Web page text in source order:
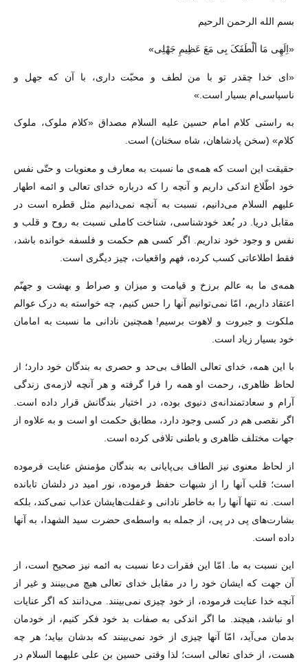
بسم الله الرحمن الرحیم
«اِلَهِی مَا ألْطَفَکَ بِی مَعَ عَظِیمِ جَهْلِی»
«اى خدا چقدر تو با من لطف و محبّت دارى، با آن که جهل و
ناسپاسى‌ام بسیار است.»
به راستى کلام امام حسین علیه السلام مصداق «کلام ملوک، ملوک
کلام» (سخن پادشاهان، شاه سخنان) است.
حقیقت این است که همه‌ى ما نسبت به معارف و معنویات و حتّى نفس
خود اطّلاع اندکى داریم و آنچه را که درباره خداى تعالى و ائمه اطهار
علیهم السلام مى‌دانیم، نسبت به آنچه نمى‌دانیم مثل قطره است در
مقابل دریا. در بُعد خودشناسى، شناخت کاملى نسبت به روح و قلب و
نفس و وجود خود نداریم. اگر کسى هم حکمت و فلسفه خوانده باشد،
فقط اطلاعاتى کسب کرده، فهم واقعیات، چیز دیگرى است.
همه‌ى ما به عالم برزخ و قیامت و میزان و صراط و بهشت و جهنّم
اعتقاد داریم، امّا نمى‌توانیم آنها را حس کنیم، چه خواسته به درک عوالم
ملکوت و جبروت و لاهوت برسیم! همچنین نادانى ما نسبت به امامان
خود بسیار زیاد است.
با این همه، خداى تعالى الطاف بى‌حد و حصرى به بندگان خود دارد؛ از
لحاظ ظاهرى، رحمت او همه را فرا گرفته و هر آنچه لازمه‌ى زندگى
آرام و سعادتمندانه‌ى دنیوى بوده، در اختیار بندگانش قرار داده است.
اگر نقصى هم در کسى وجود دارد، مطابق حکمت او است و به علاوه از
جهات مختلف ظاهرى و باطنى تلافى کرده است.
از لحاظ معنوى نیز الطاف بى‌پایانى به بندگان مؤمنش عنایت فرموده
است؛ قلب آنها را از شبهات حفظ فرموده، نور امید در دلشان تابانده
است. نه تنها آنها را به خاطر نادانى و غفلت‌هایشان عذاب نمى‌کند، بلکه
بشارت‌هاى پى در پى، از جمله به واسطه‌ى حضرت سید الشهدا، به آنها
داده است.
این نسبت به ما. امّا این فقرات دعا نسبت به ائمه نیز صحیح است، از
آن جهت که ایشان خود را در مقابل خداى تعالى هیچ مى‌بینند و غیر از
آنچه خدا عنایت فرموده، از خود چیزى نمى‌بینند. مى‌دانند که اگر عنایات
او نباشد، هیچند. ما اگر اندکى به صفات بد خود فکر کنیم، از خودمان
بدمان مى‌آید، امّا آنها چیزى از خود نمى‌بینند که بدشان بیاید؛ هر چه
هست، از خداى تعالى است؛ لذا وقتى حسین بن على علیهما السلام در